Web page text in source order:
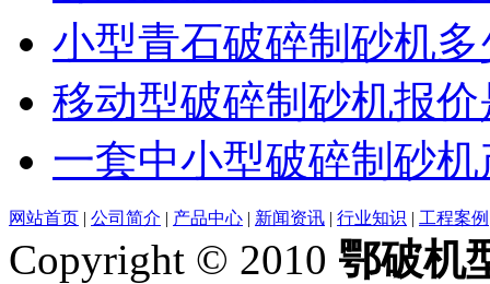
小型青石破碎制砂机
移动型破碎制砂机报
一套中小型破碎制砂
网站首页 | 公司简介 | 产品中心 | 新闻资讯 | 行业知识 | 工程案例
Copyright © 2010 鄂破机